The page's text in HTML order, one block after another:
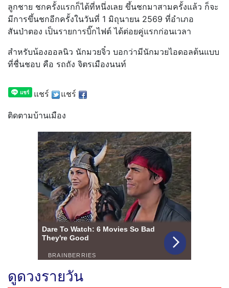
ลูกชาย ชกครั้งแรกก็ได้ที่หนึ่งเลย ขึ้นชกมาสามครั้งแล้ว ก็จะ
มีการขึ้นชกอีกครั้งในวันที่ 1 มิถุนายน 2569 ที่อำเภอ
สันป่าตอง เป็นรายการบิ๊กไฟต์ ได้ต่อยคู่แรกก่อนเวลา
สำหรับน้องออลนิว นักมวยจิ๋ว บอกว่ามีนักมวยไอดอลต้นแบบ
ที่ชื่นชอบ คือ รถถัง จิตรเมืองนนท์
แชร์ แชร์
ติดตามบ้านเมือง
ดูดวงรายวัน